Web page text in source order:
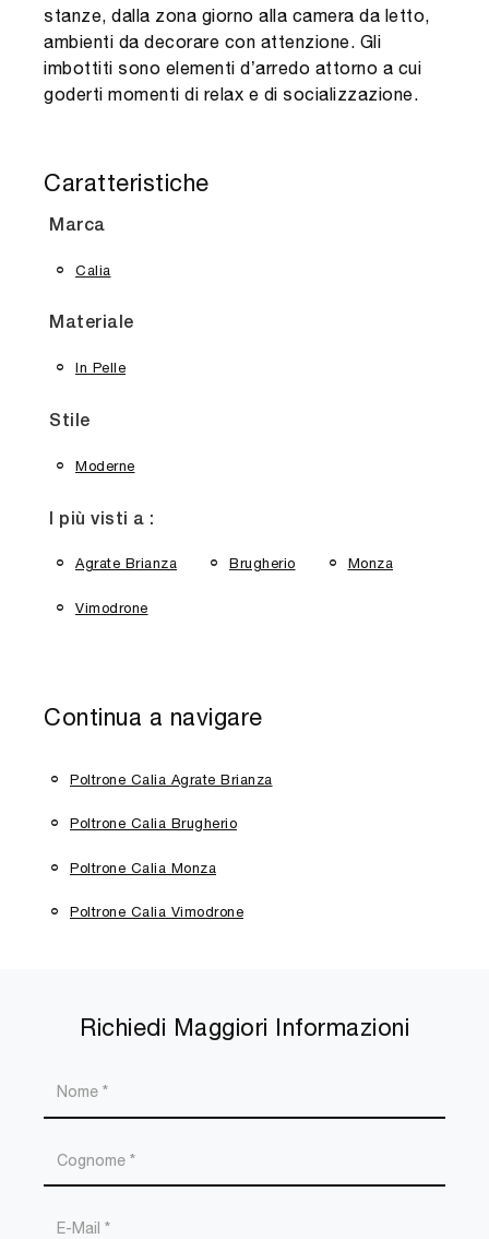
stanze, dalla zona giorno alla camera da letto,
ambienti da decorare con attenzione. Gli
imbottiti sono elementi d’arredo attorno a cui
goderti momenti di relax e di socializzazione.
Caratteristiche
Marca
Calia
Materiale
In Pelle
Stile
Moderne
I più visti a :
Agrate Brianza Brugherio Monza
Vimodrone
Continua a navigare
Poltrone Calia Agrate Brianza
Poltrone Calia Brugherio
Poltrone Calia Monza
Poltrone Calia Vimodrone
Richiedi Maggiori Informazioni